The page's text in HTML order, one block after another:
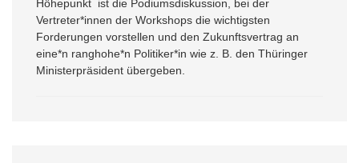
Höhepunkt ist die Podiumsdiskussion, bei der
Vertreter*innen der Workshops die wichtigsten
Forderungen vorstellen und den Zukunftsvertrag an
eine*n ranghohe*n Politiker*in wie z. B. den Thüringer
Ministerpräsident übergeben.